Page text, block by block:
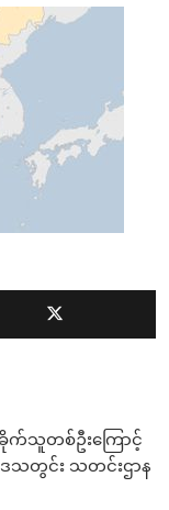
က်သူတစ်ဦးကြောင့်
သတွင်း သတင်းဌာန